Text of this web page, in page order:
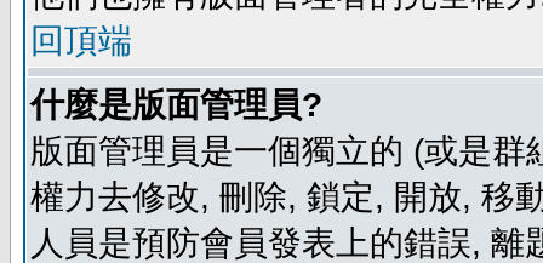
回頂端
什麼是版面管理員?
版面管理員是一個獨立的 (或是
權力去修改, 刪除, 鎖定, 開放, 移
人員是預防會員發表上的錯誤, 離